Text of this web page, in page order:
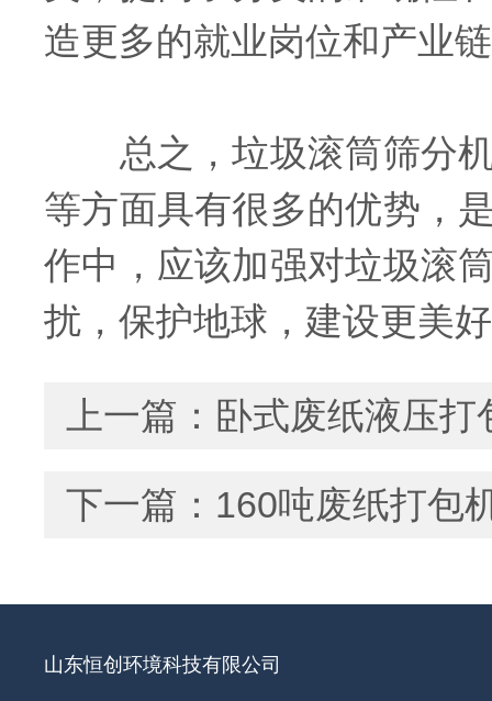
造更多的就业岗位和产业
总之，垃圾滚筒筛分机
等方面具有很多的优势，
作中，应该加强对垃圾滚
扰，保护地球，建设更美
上一篇： 卧式废纸液压
下一篇： 160吨废纸打包
山东恒创环境科技有限公司